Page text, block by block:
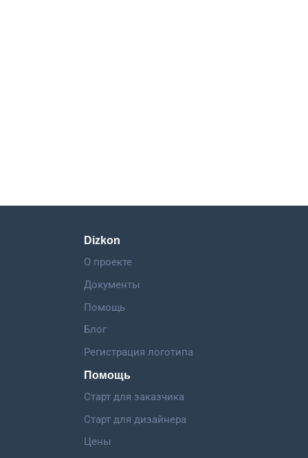
Dizkon
О проекте
Документы
Помощь
Блог
Регистрация логотипа
Помощь
Старт для заказчика
Старт для дизайнера
Цены